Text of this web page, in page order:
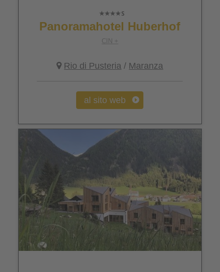
Panoramahotel Huberhof
CIN +
Rio di Pusteria / Maranza
al sito web